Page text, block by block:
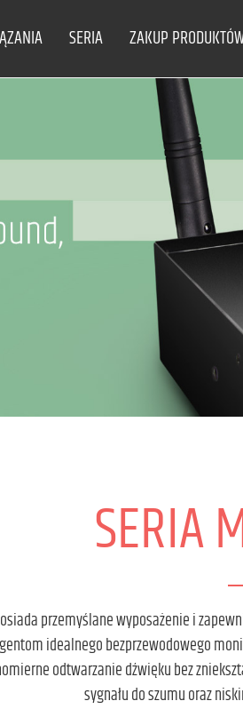
SERIA ZAKUP
SERIA
przemyślane wyposażenie i
idealnego bezprzewodowego
odtwarzanie dźwięku bez
sygnału do szumu oraz